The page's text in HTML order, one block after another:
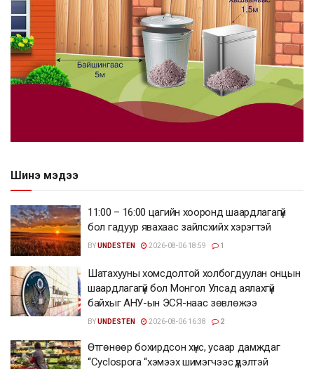
Шинэ мэдээ
11:00 – 16:00 цагийн хооронд шаардлагагүй
бол гадуур явахаас зайлсхийх хэрэгтэй
BYUNDESTEN 2026-08-06 18:59 1
Шатахууны хомсдолтой холбогдуулан онцын
шаардлагагүй бол Монгол Улсад аялахгүй
байхыг АНУ-ын ЭСЯ-наас зөвлөжээ
BYUNDESTEN 2026-08-06 16:38 2
Өтгөнөөр бохирдсон хүнс, усаар дамждаг
“Cyclospora “хэмээх шимэгчээс үүдэлтэй